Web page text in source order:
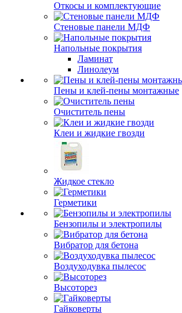
Откосы и комплектующие
Стеновые панели МДФ
Напольные покрытия
Ламинат
Линолеум
Пены и клей-пены монтажные
Очиститель пены
Клеи и жидкие гвозди
Жидкое стекло
Герметики
Бензопилы и электропилы
Вибратор для бетона
Воздуходувка пылесос
Высоторез
Гайковерты